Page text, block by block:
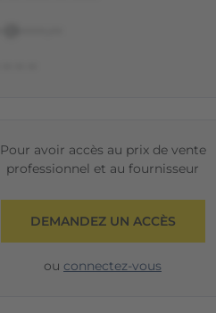
Pour avoir accès au prix de vente
professionnel et au fournisseur
DEMANDEZ UN ACCÈS
ou connectez-vous